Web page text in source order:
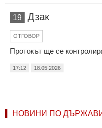
19 Дзак
ОТГОВОР
Протокът ще се
17:12 18.05.2026
НОВИНИ ПО